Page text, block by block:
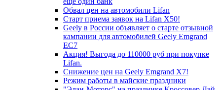
Обвал цен на автомобили Lifan
Старт приема заявок на Lifan X50!
Geely в России объявляет о старте отзывной
кампании для автомобилей Geely Emgrand
EC7
Акция! Выгода до 110000 руб при покупке
Lifan.
Снижение цен на Geely Emgrand X7!
Режим работы в майские праздники